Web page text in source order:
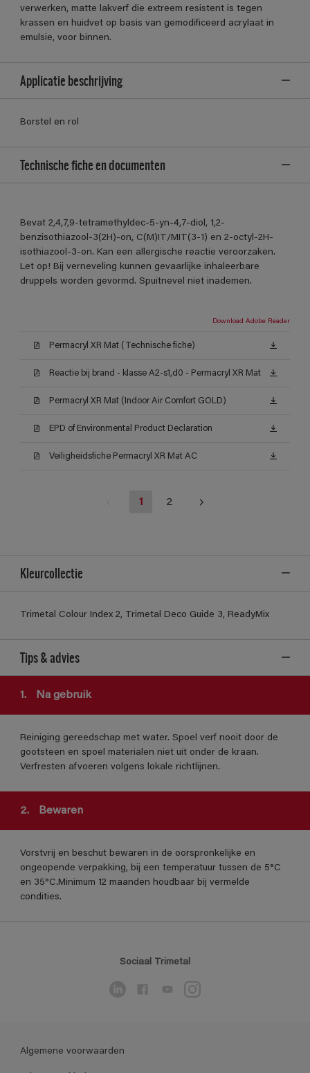
verwerken, matte lakverf die extreem resistent is tegen
krassen en huidvet op basis van gemodificeerd acrylaat in
emulsie, voor binnen.
Applicatie beschrijving
Borstel en rol
Technische fiche en documenten
Bevat 2,4,7,9-tetramethyldec-5-yn-4,7-diol, 1,2-
benzisothiazool-3(2H)-on, C(M)IT/MIT(3-1) en 2-octyl-2H-
isothiazool-3-on. Kan een allergische reactie veroorzaken.
Let op! Bij verneveling kunnen gevaarlijke inhaleerbare
druppels worden gevormd. Spuitnevel niet inademen.
Download Adobe Reader
Permacryl XR Mat (Technische fiche)
Reactie bij brand - klasse A2-s1,d0 - Permacryl XR Mat
Permacryl XR Mat (Indoor Air Comfort GOLD)
EPD of Environmental Product Declaration
Veiligheidsfiche Permacryl XR Mat AC
1 2
Kleurcollectie
Trimetal Colour Index 2, Trimetal Deco Guide 3, ReadyMix
Tips & advies
1. Na gebruik
Reiniging gereedschap met water. Spoel verf nooit door de
gootsteen en spoel materialen niet uit onder de kraan.
Verfresten afvoeren volgens lokale richtlijnen.
2. Bewaren
Vorstvrij en beschut bewaren in de oorspronkelijke en
ongeopende verpakking, bij een temperatuur tussen de 5°C
en 35°C.Minimum 12 maanden houdbaar bij vermelde
condities.
Sociaal Trimetal
Algemene voorwaarden